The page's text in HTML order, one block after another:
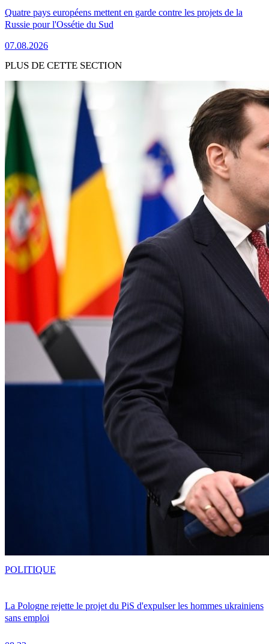
Quatre pays européens mettent en garde contre les projets de la
Russie pour l'Ossétie du Sud
07.08.2026
PLUS DE CETTE SECTION
La Pologne rejette le projet du PiS d'expulser les hommes ukrainiens
sans emploi
POLITIQUE